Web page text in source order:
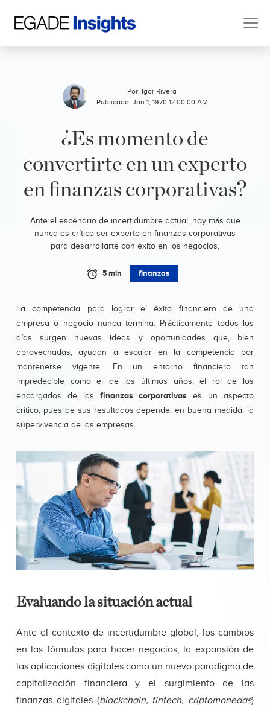
Por: Igor Rivera
Publicado: Jan 1, 1970 12:00:00 AM
¿Es momento de
convertirte en un experto
en finanzas corporativas?
Ante el escenario de incertidumbre actual, hoy más que
nunca es crítico ser experto en finanzas corporativas
para desarrollarte con éxito en los negocios.
5 min finanzas
La competencia para lograr el éxito financiero de una
empresa o negocio nunca termina. Prácticamente todos los
días surgen nuevas ideas y oportunidades que, bien
aprovechadas, ayudan a escalar en la competencia por
mantenerse vigente. En un entorno financiero tan
impredecible como el de los últimos años, el rol de los
encargados de las finanzas corporativas es un aspecto
crítico, pues de sus resultados depende, en buena medida, la
supervivencia de las empresas.
Evaluando la situación actual
Ante el contexto de incertidumbre global, los cambios
en las fórmulas para hacer negocios, la expansión de
las aplicaciones digitales como un nuevo paradigma de
capitalización financiera y el surgimiento de las
finanzas digitales (blockchain, fintech, criptomonedas)